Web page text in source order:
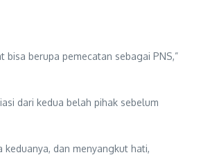
berupa pemecatan sebagai PNS,”
dari kedua belah pihak sebelum
dan menyangkut hati,